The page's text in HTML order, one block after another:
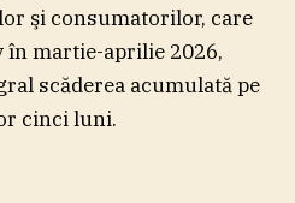
şi consumatorilor, care
martie-aprilie 2026,
scăderea acumulată pe
cinci luni.